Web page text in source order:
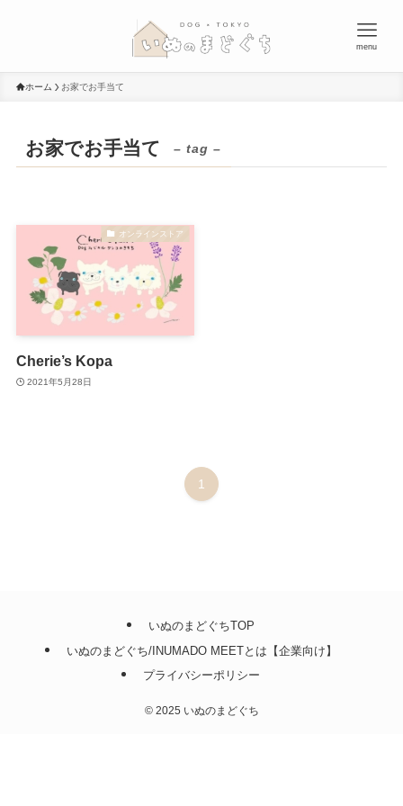
menu
ホーム お家でお手当て
お家でお手当て – tag –
オンラインストア
Cherie’s Kopa
2021年5月28日
1
いぬのまどぐちTOP
いぬのまどぐち/INUMADO MEETとは【企業向け】
プライバシーポリシー
©2025 いぬのまどぐち